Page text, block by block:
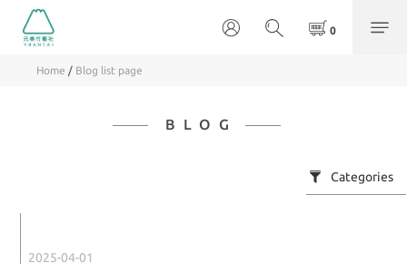
Home / Blog list page
BLOG
Categories
2025-04-01